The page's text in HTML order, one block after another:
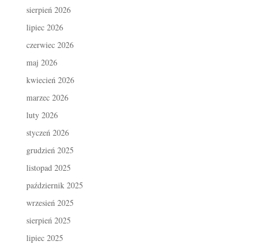
sierpień 2026
lipiec 2026
czerwiec 2026
maj 2026
kwiecień 2026
marzec 2026
luty 2026
styczeń 2026
grudzień 2025
listopad 2025
październik 2025
wrzesień 2025
sierpień 2025
lipiec 2025